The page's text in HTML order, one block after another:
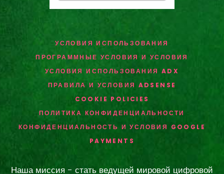
УСЛОВИЯ ИСПОЛЬЗОВАНИЯ
ПРОГРАММНЫЕ УСЛОВИЯ И УСЛОВИЯ
УСЛОВИЯ ИСПОЛЬЗОВАНИЯ ADX
ПРАВИЛА И УСЛОВИЯ ADSENSE
COOKIE POLICIES
ПОЛИТИКА КОНФИДЕНЦИАЛЬНОСТИ
КОНФИДЕНЦИАЛЬНОСТЬ И УСЛОВИЯ GOOGLE
PAYMENTS
Наша миссия - стать ведущей мировой цифровой